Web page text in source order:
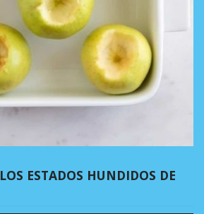
ESTADOS HUNDIDOS DE